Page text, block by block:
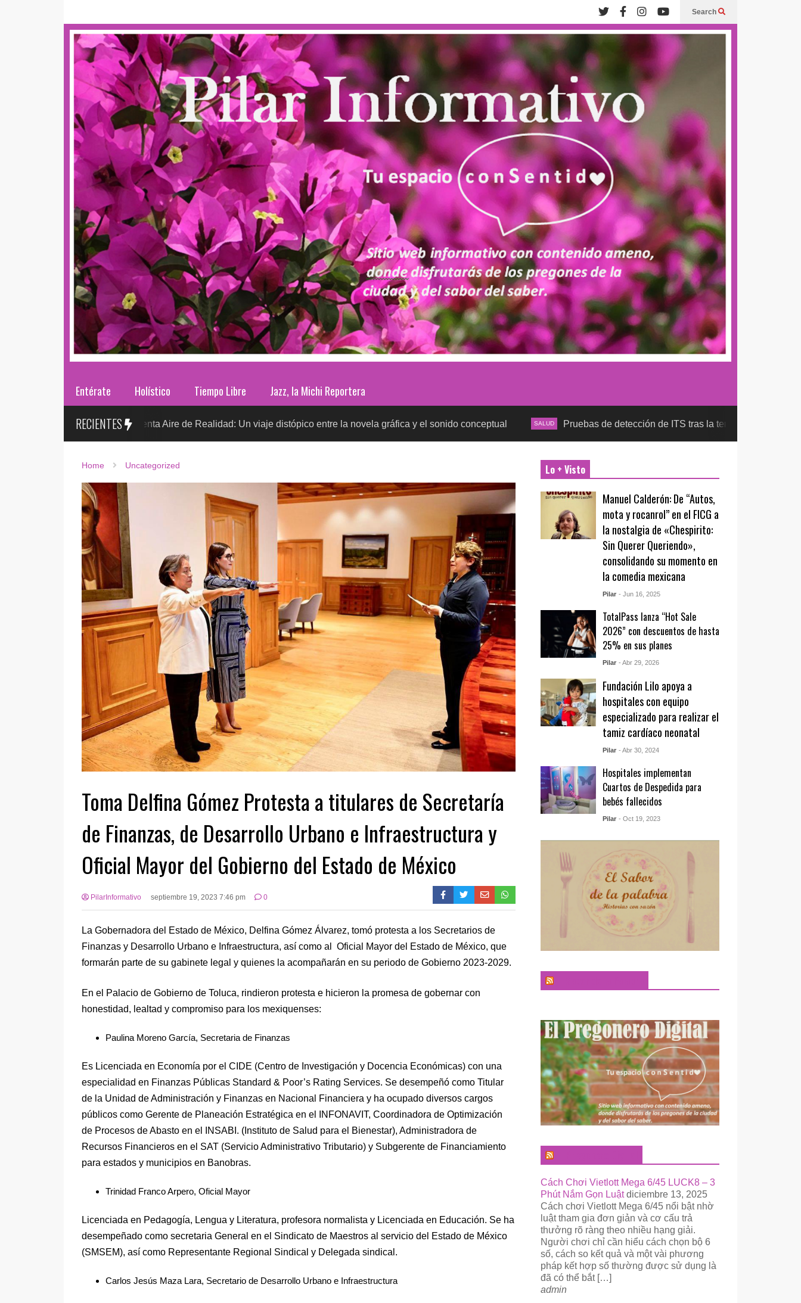
Search
Entérate Holístico Tiempo Libre Jazz, la Michi Reportera
RECIENTES
Sr. González presenta Aire de Realidad: Un viaje distópico entre la novela gráfica y el sonido conceptual SALUD Pruebas de detección de ITS tras la temporada futbolera, aseguran
Home Uncategorized
Toma Delfina Gómez Protesta a titulares de Secretaría
de Finanzas, de Desarrollo Urbano e Infraestructura y
Oficial Mayor del Gobierno del Estado de México
PilarInformativo septiembre 19, 2023 7:46 pm 0
La Gobernadora del Estado de México, Delfina Gómez Álvarez, tomó protesta a los Secretarios de
Finanzas y Desarrollo Urbano e Infraestructura, así como al Oficial Mayor del Estado de México, que
formarán parte de su gabinete legal y quienes la acompañarán en su periodo de Gobierno 2023-2029.
En el Palacio de Gobierno de Toluca, rindieron protesta e hicieron la promesa de gobernar con
honestidad, lealtad y compromiso para los mexiquenses:
Paulina Moreno García, Secretaria de Finanzas
Es Licenciada en Economía por el CIDE (Centro de Investigación y Docencia Económicas) con una
especialidad en Finanzas Públicas Standard & Poor’s Rating Services. Se desempeñó como Titular
de la Unidad de Administración y Finanzas en Nacional Financiera y ha ocupado diversos cargos
públicos como Gerente de Planeación Estratégica en el INFONAVIT, Coordinadora de Optimización
de Procesos de Abasto en el INSABI. (Instituto de Salud para el Bienestar), Administradora de
Recursos Financieros en el SAT (Servicio Administrativo Tributario) y Subgerente de Financiamiento
para estados y municipios en Banobras.
Trinidad Franco Arpero, Oficial Mayor
Licenciada en Pedagogía, Lengua y Literatura, profesora normalista y Licenciada en Educación. Se ha
desempeñado como secretaria General en el Sindicato de Maestros al servicio del Estado de México
(SMSEM), así como Representante Regional Sindical y Delegada sindical.
Carlos Jesús Maza Lara, Secretario de Desarrollo Urbano e Infraestructura
Lo + Visto
Manuel Calderón: De “Autos,
mota y rocanrol” en el FICG a
la nostalgia de «Chespirito:
Sin Querer Queriendo»,
consolidando su momento en
la comedia mexicana
Pilar - Jun 16, 2025
TotalPass lanza “Hot Sale
2026” con descuentos de hasta
25% en sus planes
Pilar - Abr 29, 2026
Fundación Lilo apoya a
hospitales con equipo
especializado para realizar el
tamiz cardíaco neonatal
Pilar - Abr 30, 2024
Hospitales implementan
Cuartos de Despedida para
bebés fallecidos
Pilar - Oct 19, 2023
Cách Chơi Vietlott Mega 6/45 LUCK8 – 3
Phút Nắm Gọn Luật diciembre 13, 2025
Cách chơi Vietlott Mega 6/45 nổi bật nhờ
luật tham gia đơn giản và cơ cấu trả
thưởng rõ ràng theo nhiều hạng giải.
Người chơi chỉ cần hiểu cách chọn bộ 6
số, cách so kết quả và một vài phương
pháp kết hợp số thường được sử dụng là
đã có thể bắt […]
admin